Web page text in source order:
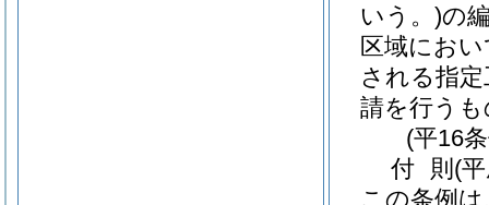
いう。)の
区域にお
される指
請を行う
(平16
付 則 (
この条例